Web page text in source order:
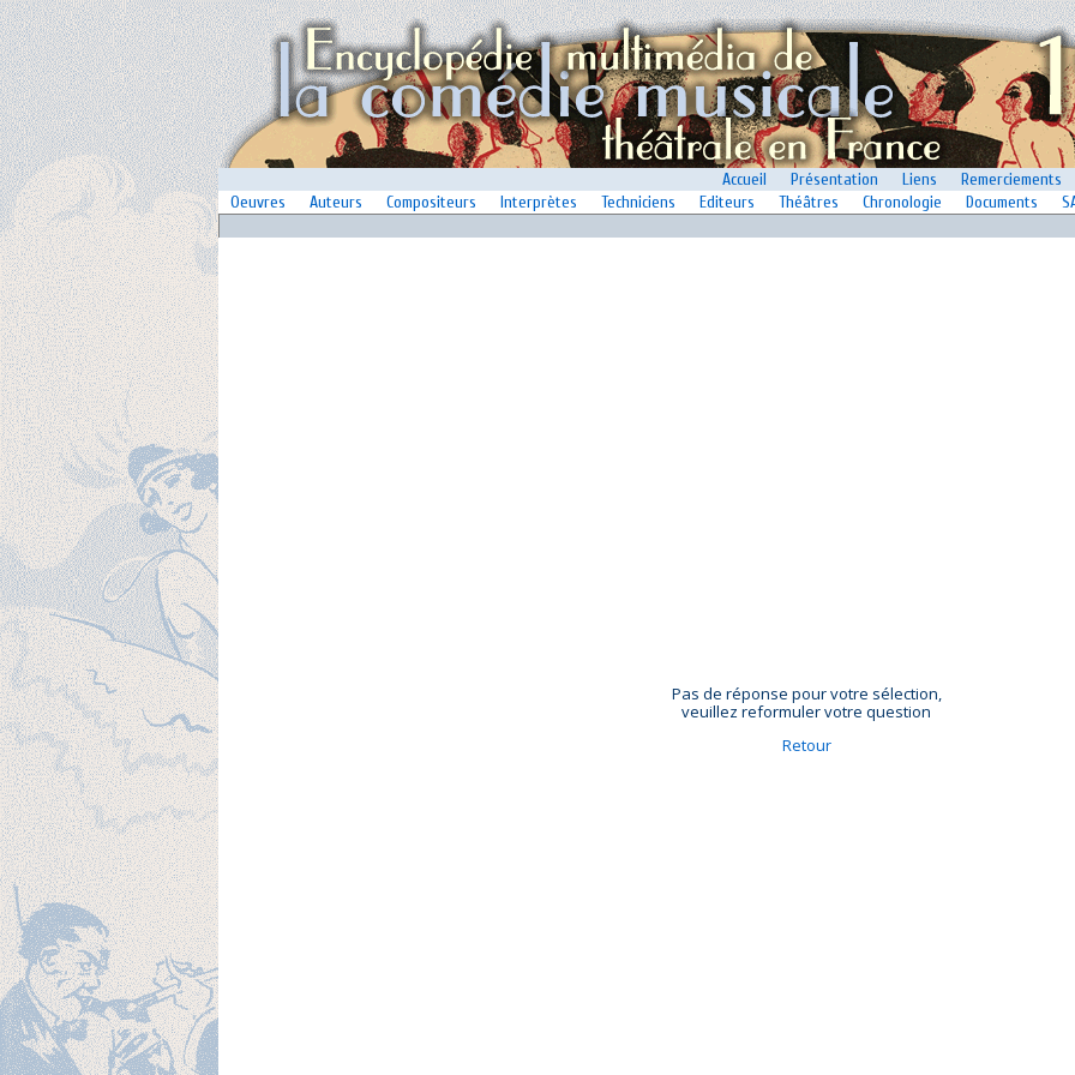
Accueil Présentation Liens
Remerciements
Oeuvres
Auteurs Compositeurs Interprètes Techniciens Editeurs Théâtres Chronologie Documents
Pas de réponse pour votre sélection,
veuillez reformuler votre question
Retour